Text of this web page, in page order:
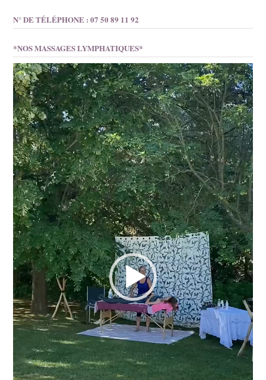
N° DE TÉLÉPHONE : 07 50 89 11 92
*NOS MASSAGES LYMPHATIQUES*
Lecteur
vidéo